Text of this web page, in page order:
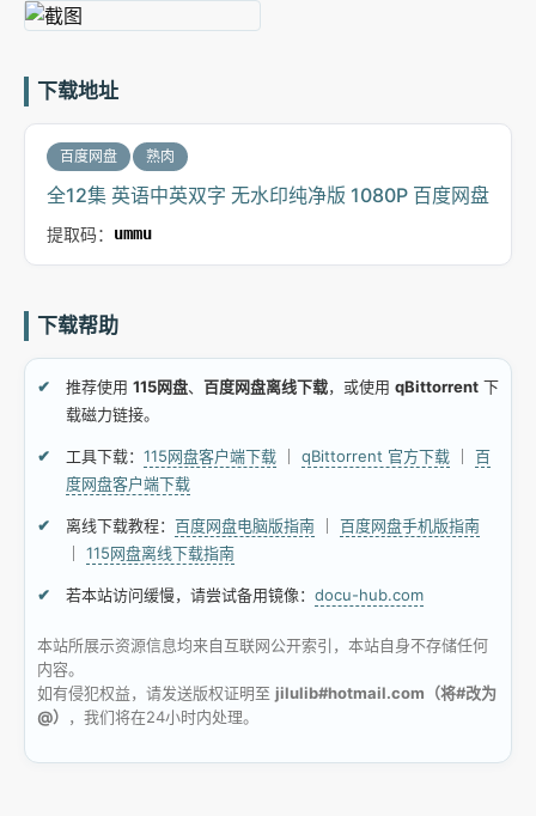
下载地址
百度网盘 熟肉
全12集 英语中英双字 无水印纯净版 1080P 百度网盘
提取码： ummu
下载帮助
推荐使用 115网盘、 百度网盘离线下载，或使用 qBittorrent 下
载磁力链接。
工具下载： 115网盘客户端下载 qBittorrent 官方下载
百
度网盘客户端下载
离线下载教程： 百度网盘电脑版指南
百度网盘手机版指南
115网盘离线下载指南
若本站访问缓慢，请尝试备用镜像： docu-hub.com
本站所展示资源信息均来自互联网公开索引，本站自身不存储任何
内容。
如有侵犯权益，请发送版权证明至 jilulib#hotmail.com（将#改为
@）
，我们将在24小时内处理。